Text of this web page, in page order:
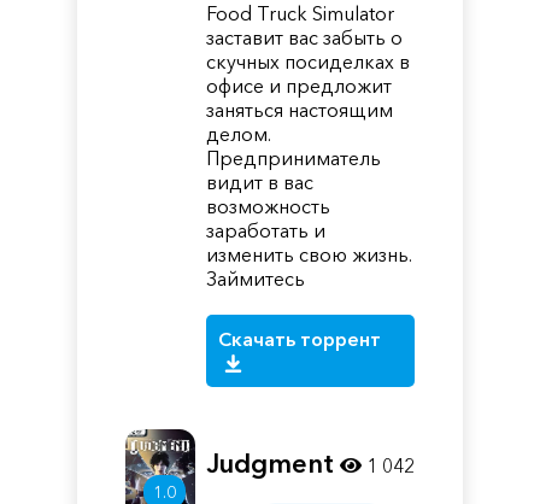
Food Truck Simulator
заставит вас забыть о
скучных посиделках в
офисе и предложит
заняться настоящим
делом.
Предприниматель
видит в вас
возможность
заработать и
изменить свою жизнь.
Займитесь
Скачать торрент
1.0
Judgment 1 042